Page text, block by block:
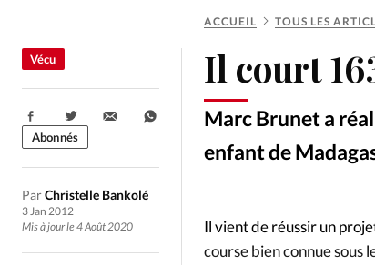
RUBRIQUES
Tous les articles
Actualité
Actualité internationale
Culture
Génération réveil
Monde
ACCUEIL TOUS LES
Il court
Marc Brunet a
enfant de
Vécu
ParChristelle Bankolé
3 Jan 2012
Mis à jour le 4 Août 2020
Partager:
Abonnés
Il vient de réussir un
course bien connue sous